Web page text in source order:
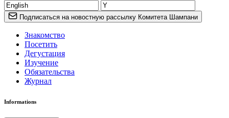
Подписаться на новостную рассылку Комитета Шампани
Знакомство
Посетить
Дегустация
Изучение
Обязательства
Журнал
Informations